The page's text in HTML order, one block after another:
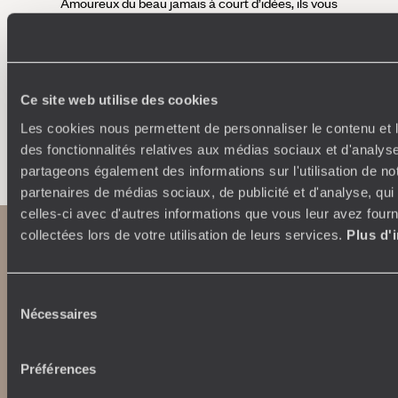
Ce site web utilise des cookies
Les cookies nous permettent de personnaliser le contenu et
des fonctionnalités relatives aux médias sociaux et
partageons également des informations sur l'utilisation de
partenaires de médias sociaux, de publicité et d'analyse,
celles-ci avec d'autres informations que vous leur avez
collectées lors de votre utilisation de leurs services. Plus
Nécessaires
Préférences
Faites créer votre voyage
Abonnez-vous à notre newsletter